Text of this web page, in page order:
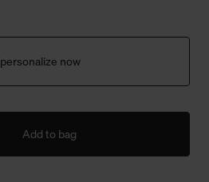
personalize now
Add to bag